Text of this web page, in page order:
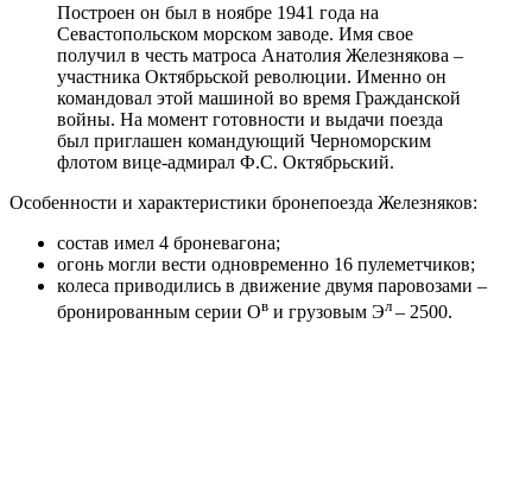
Построен он был в ноябре 1941 года на
Севастопольском морском заводе. Имя свое
получил в честь матроса Анатолия Железнякова –
участника Октябрьской революции. Именно он
командовал этой машиной во время Гражданской
войны. На момент готовности и выдачи поезда
был приглашен командующий Черноморским
флотом вице-адмирал Ф.С. Октябрьский.
Особенности и характеристики бронепоезда Железняков:
состав имел 4 броневагона;
огонь могли вести одновременно 16 пулеметчиков;
колеса приводились в движение двумя паровозами –
бронированным серии Ов и грузовым Эл – 2500.